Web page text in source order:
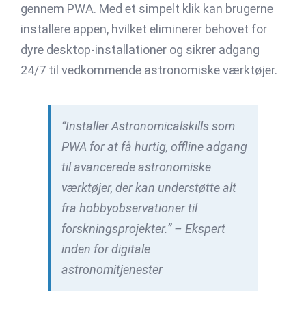
gennem PWA. Med et simpelt klik kan brugerne
installere appen, hvilket eliminerer behovet for
dyre desktop-installationer og sikrer adgang
24/7 til vedkommende astronomiske værktøjer.
“Installer Astronomicalskills som
PWA for at få hurtig, offline adgang
til avancerede astronomiske
værktøjer, der kan understøtte alt
fra hobbyobservationer til
forskningsprojekter.” – Ekspert
inden for digitale
astronomitjenester